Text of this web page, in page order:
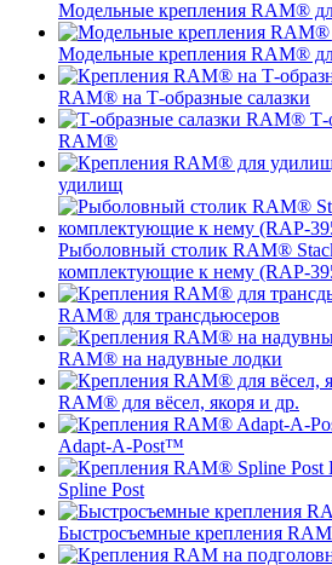
Модельные крепления RAM®
Модельные крепления RAM®
RAM® на Т-образные салазки
Т-
RAM®
удилищ
Рыболовный столик RAM®
комплектующие к нему (RAP-
RAM® для трансдьюсеров
RAM® на надувные лодки
RAM® для вёсел, якоря и др.
Adapt-A-Post™
Spline Post
Быстросъемные крепления